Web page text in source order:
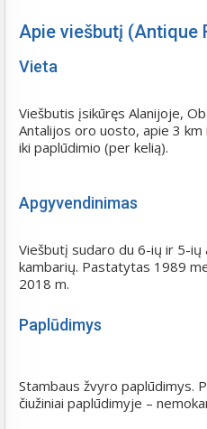
Apie viešbutį (Antique
Vieta
Viešbutis įsikūręs Alanijoje,
Antalijos oro uosto, apie 3
iki paplūdimio (per kelią).
Apgyvendinimas
Viešbutį sudaro du 6-ių ir 5-ių
kambarių. Pastatytas 1989
2018 m.
Paplūdimys
Stambaus žvyro paplūdimys.
čiužiniai paplūdimyje –